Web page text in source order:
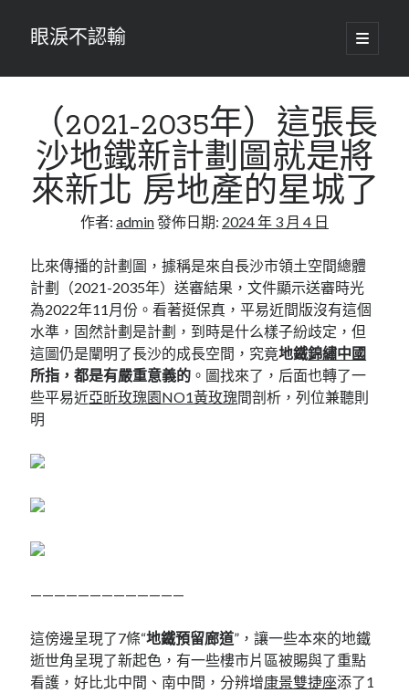
眼淚不認輸
開
啟
要
單
（2021-2035年）這張長
沙地鐵新計劃圖就是將
來新北 房地產的星城了
作者: admin發佈日期: 2024 年 3 月 4 日
比來傳播的計劃圖，據稱是來自長沙市領土空間總體
計劃（2021-2035年）送審結果，文件顯示送審時光
為2022年11月份。看著挺保真，平易近間版沒有這個
水準，固然計劃是計劃，到時是什么樣子紛歧定，但
這圖仍是闡明了長沙的成長空間，究竟地鐵錦繡中國
所指，都是有嚴重意義的 。圖找來了，后面也轉了一
些平易近亞昕玫瑰園NO1黃玫瑰間剖析，列位兼聽則
明
—————————————
這傍邊呈現了7條“地鐵預留廊道”，讓一些本來的地鐵
逝世角呈現了新起色，有一些樓市片區被賜與了重點
看護，好比北中間、南中間，分辨增康景雙捷座添了1